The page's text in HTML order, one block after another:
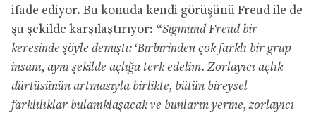
ifade ediyor. Bu konuda kendi görüşünü Freud ile de
şu şekilde karşılaştırıyor: “Sigmund Freud bir
keresinde şöyle demişti: ‘Birbirinden çok farklı bir grup
insanı, aynı şekilde açlığa terk edelim. Zorlayıcı açlık
dürtüsünün artmasıyla birlikte, bütün bireysel
farklılıklar bulanıklaşacak ve bunların yerine, zorlayıcı